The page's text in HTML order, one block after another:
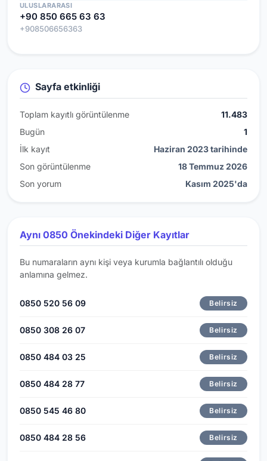
ULUSLARARASI
+90 850 665 63 63
+908506656363
Sayfa etkinliği
Toplam kayıtlı görüntülenme
11.483
Bugün
1
İlk kayıt
Haziran 2023 tarihinde
Son görüntülenme
18 Temmuz 2026
Son yorum
Kasım 2025'da
Aynı 0850 Önekindeki Diğer Kayıtlar
Bu numaraların aynı kişi veya kurumla bağlantılı olduğu
anlamına gelmez.
0850 520 56 09 Belirsiz
0850 308 26 07 Belirsiz
0850 484 03 25 Belirsiz
0850 484 28 77 Belirsiz
0850 545 46 80 Belirsiz
0850 484 28 56 Belirsiz